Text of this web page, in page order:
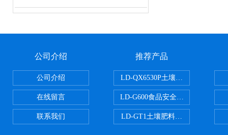
公司介绍
公司介绍
在线留言
联系我们
推荐产品
LD-QX6530P土壤氧化还原电位检
LD-G600食品安全检测仪
LD-GT1土壤肥料养分检测仪